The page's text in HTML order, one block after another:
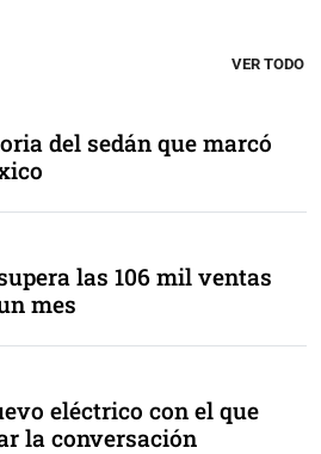
VER TODO
del sedán que marcó
las 106 mil ventas
mes
eléctrico con el que
la conversación